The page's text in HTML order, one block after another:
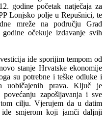
godine početak natječaja za
Lonjsko polje u Repušnici, te
mreže na području Grad
očekuje izdavanje svih
ide sporijim tempom od
stanje Hrvatske ekonomije
su potrebne i teške odluke i
uobičajenih prava. Ključ je
zapošljavanja i sve
cilju. Vjerujem da u datim
smjerom koji jamči daljnji